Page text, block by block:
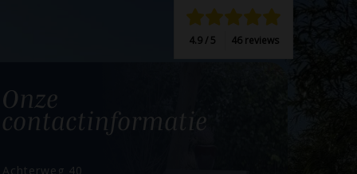
4.9 / 5 46 reviews
Onze
contactinformatie
Achterweg 40